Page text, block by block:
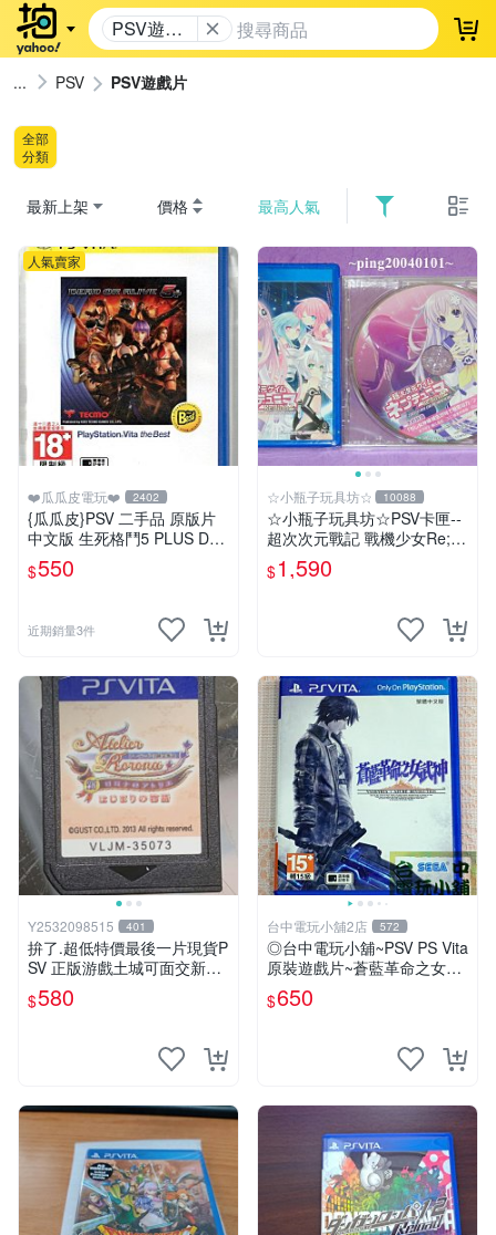
PSV遊戲
片
登
PSV PSV遊戲片
全部
分類
最新上架 價格 最高人氣
人氣賣家
❤️瓜瓜皮電玩❤️ 2402
{瓜瓜皮}PSV 二手品 原版片
中文版 生死格鬥5 PLUS Dea
d or Alive 5(遊戲都有回收)
$550
近期銷量3件
☆小瓶子玩具坊☆ 10088
☆小瓶子玩具坊☆PSV卡匣--
超次次元戰記 戰機少女Re;Bi
rth2 SISTERS GENERATIO
N日版+CD
$1,590
Y2532098515 401
拚了.超低特價最後一片現貨P
SV 正版游戲土城可面交新蘿
樂娜的鍊金工房 起始的故事
亞蘭德的鍊金術士 純日版✪
$580
台中電玩小舖2店 572
◎台中電玩小舖~PSV PS Vita
原裝遊戲片~蒼藍革命之女武
神 中文版 中文版 ~650
$650